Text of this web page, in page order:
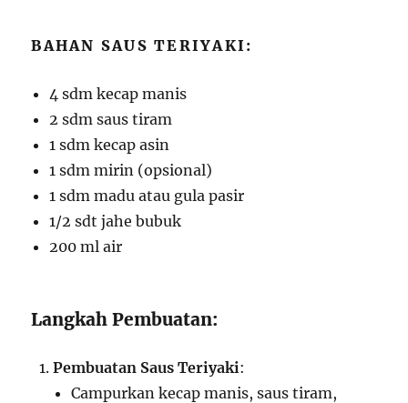
BAHAN SAUS TERIYAKI:
4 sdm kecap manis
2 sdm saus tiram
1 sdm kecap asin
1 sdm mirin (opsional)
1 sdm madu atau gula pasir
1/2 sdt jahe bubuk
200 ml air
Langkah Pembuatan:
Pembuatan Saus Teriyaki:
Campurkan kecap manis, saus tiram,